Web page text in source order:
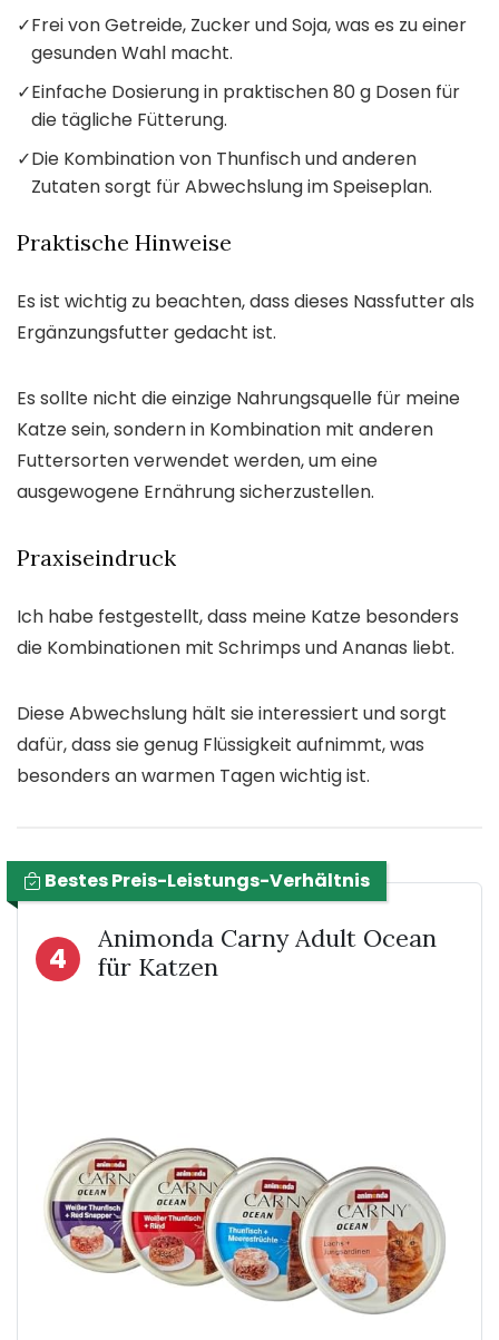
✓Frei von Getreide, Zucker und Soja, was es zu einer
gesunden Wahl macht.
✓Einfache Dosierung in praktischen 80 g Dosen für
die tägliche Fütterung.
✓Die Kombination von Thunfisch und anderen
Zutaten sorgt für Abwechslung im Speiseplan.
Praktische Hinweise
Es ist wichtig zu beachten, dass dieses Nassfutter als
Ergänzungsfutter gedacht ist.
Es sollte nicht die einzige Nahrungsquelle für meine
Katze sein, sondern in Kombination mit anderen
Futtersorten verwendet werden, um eine
ausgewogene Ernährung sicherzustellen.
Praxiseindruck
Ich habe festgestellt, dass meine Katze besonders
die Kombinationen mit Schrimps und Ananas liebt.
Diese Abwechslung hält sie interessiert und sorgt
dafür, dass sie genug Flüssigkeit aufnimmt, was
besonders an warmen Tagen wichtig ist.
Bestes Preis-Leistungs-Verhältnis
4
Animonda Carny Adult Ocean
für Katzen